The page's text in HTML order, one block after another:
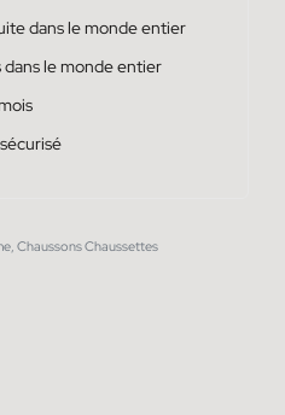
dans le monde entier
le monde entier
, Chaussons Chaussettes